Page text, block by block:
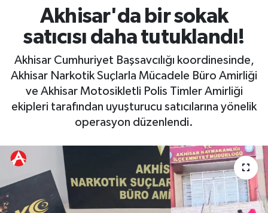
Akhisar'da bir sokak
satıcısı daha tutuklandı!
Akhisar Cumhuriyet Başsavcılığı koordinesinde,
Akhisar Narkotik Suçlarla Mücadele Büro Amirliği
ve Akhisar Motosikletli Polis Timler Amirliği
ekipleri tarafından uyuşturucu satıcılarına yönelik
operasyon düzenlendi.
Ekonomi
Tarım-Gıda
Kültür-Sanat
Duyurular
Röportaj
Dünya
Yaşam
Teknoloji
Yerel Haber
Akhisar Emlak
Ekonomi
Magazin
Kültür-Sanat
Tarım-Gıda
Sektörel
Röportaj
Tüm Manşetler
Son Dakika Haberleri
Haber Arşivi